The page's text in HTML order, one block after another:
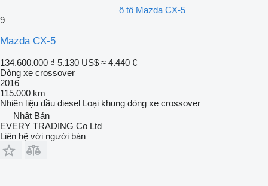
ô tô Mazda CX-5
9
Mazda CX-5
134.600.000 ₫ 5.130 US$ ≈ 4.440 €
Dòng xe crossover
2016
115.000 km
Nhiên liệu dầu diesel Loại khung dòng xe crossover
Nhật Bản
EVERY TRADING Co Ltd
Liên hệ với người bán